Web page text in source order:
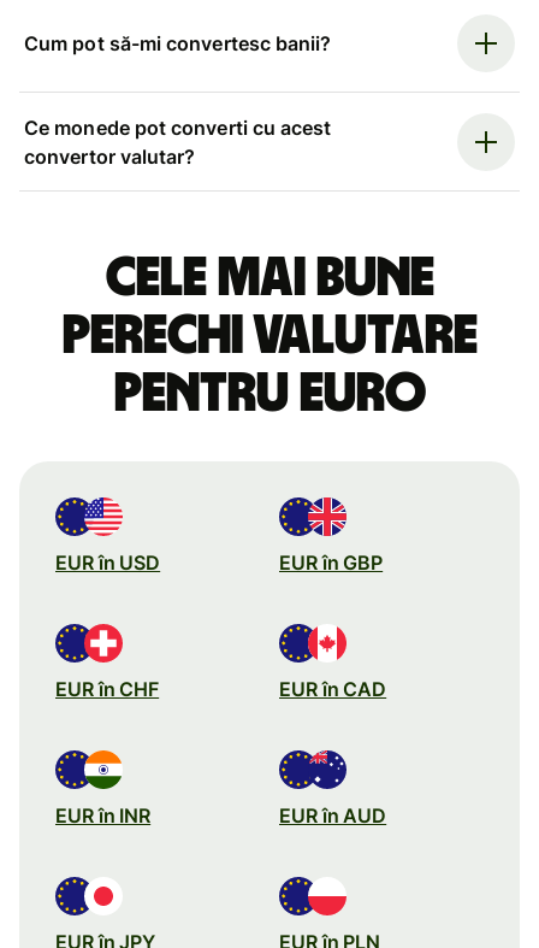
Cum pot să-mi convertesc banii?
Ce monede pot converti cu acest
convertor valutar?
Cele mai bune
perechi valutare
pentru euro
EUR în USD EUR în GBP
EUR în CHF EUR în CAD
EUR în INR EUR în AUD
EUR în JPY EUR în PLN